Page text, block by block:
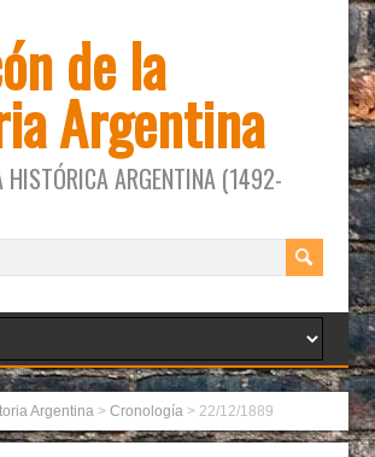
de la
Argentina
HISTÓRICA ARGENTINA (1492-
Argentina >Cronología >22/12/1889